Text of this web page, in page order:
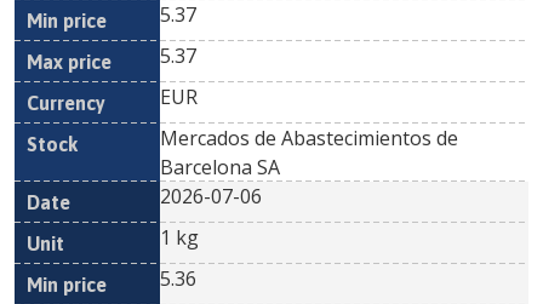
5.37
5.37
EUR
Mercados de Abastecimientos de
Barcelona SA
2026-07-06
1 kg
5.36